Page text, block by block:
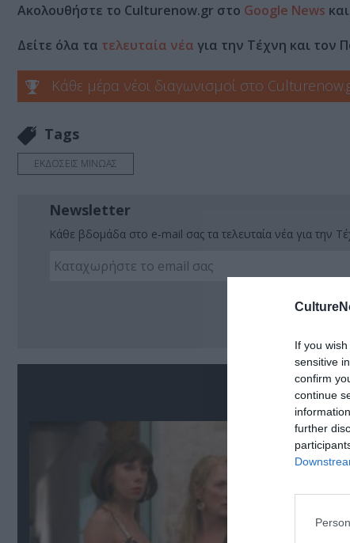
If you
sensitive
confirm
continue
further
Ακολουθήστε το Culturenow.gr στο Google News
Δείτε όλα τα τελευταία νέα για την Τέχνη και τον
Κάθε μέρα νέοι διαγωνισμοί στο
Tags
ΕΚΔΟΣΕΙΣ ΜΙΝΩΑΣ
Newsletter
Κάθε βδομάδα στο e-mail σας τα τελευταία νέα για την